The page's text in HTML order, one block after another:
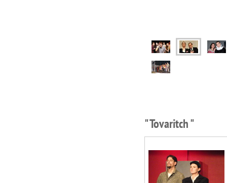
" Tovaritch "